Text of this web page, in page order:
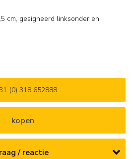
cm, gesigneerd linksonder en
(0) 318 652888
kopen
/ reactie